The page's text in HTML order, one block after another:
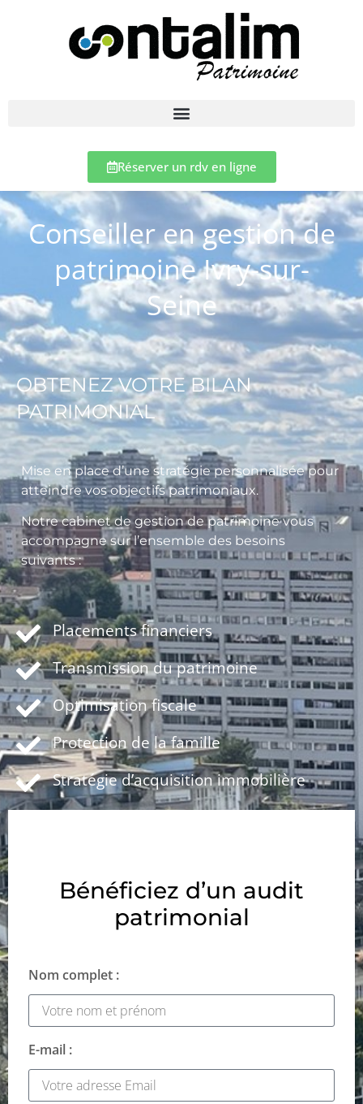
Réserver un rdv en ligne
Conseiller en gestion de
patrimoine Ivry-sur-
Seine
OBTENEZ VOTRE BILAN
PATRIMONIAL
Mise en place d’une stratégie personnalisée pour
atteindre vos objectifs patrimoniaux.
Notre cabinet de gestion de patrimoine vous
accompagne sur l’ensemble des besoins
suivants :
Placements financiers
Transmission du patrimoine
Optimisation fiscale
Protection de la famille
Stratégie d’acquisition immobilière
Bénéficiez d’un audit
patrimonial
Nom complet :
E-mail :